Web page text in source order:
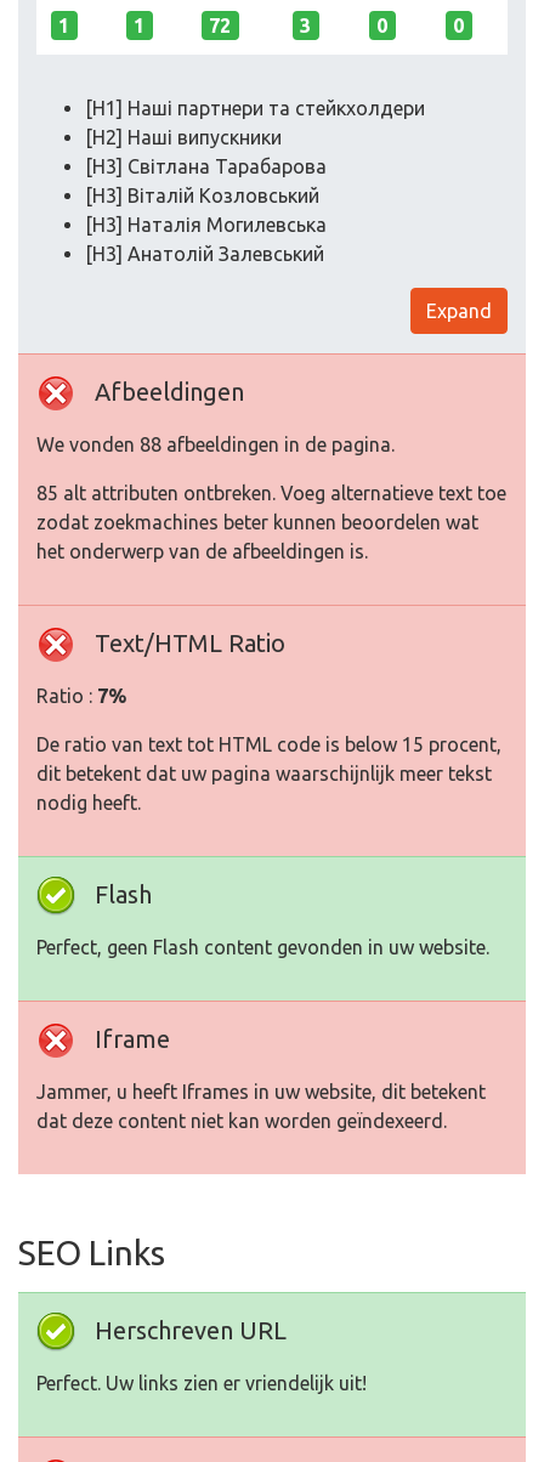
1 1 72 3 0 0
[H1] Наші партнери та стейкхолдери
[H2] Наші випускники
[H3] Світлана Тарабарова
[H3] Віталій Козловський
[H3] Наталія Могилевська
[H3] Анатолій Залевський
Expand
Afbeeldingen
We vonden 88 afbeeldingen in de pagina.
85 alt attributen ontbreken. Voeg alternatieve text toe
zodat zoekmachines beter kunnen beoordelen wat
het onderwerp van de afbeeldingen is.
Text/HTML Ratio
Ratio : 7%
De ratio van text tot HTML code is below 15 procent,
dit betekent dat uw pagina waarschijnlijk meer tekst
nodig heeft.
Flash
Perfect, geen Flash content gevonden in uw website.
Iframe
Jammer, u heeft Iframes in uw website, dit betekent
dat deze content niet kan worden geïndexeerd.
SEO Links
Herschreven URL
Perfect. Uw links zien er vriendelijk uit!